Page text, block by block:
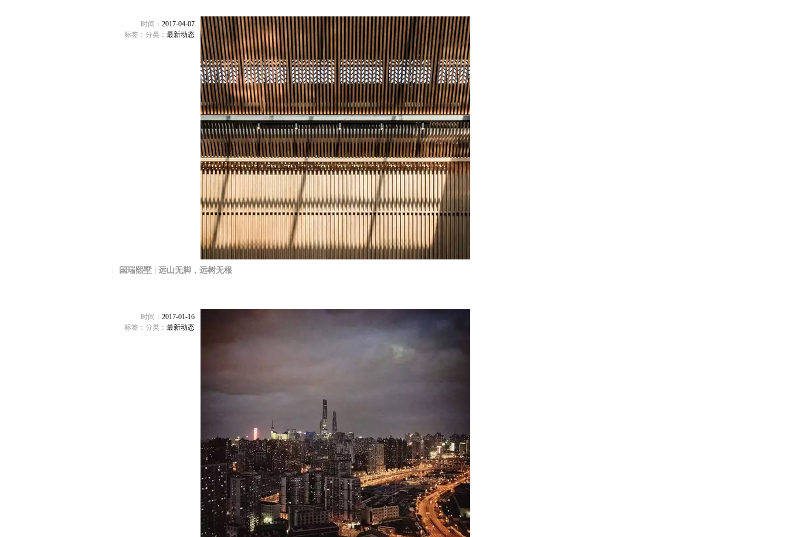
时间： 2017-04-07
分类： 最新动态
标签：
国瑞熙墅 | 远山无脚，远树无根
时间： 2017-01-16
分类： 最新动态
标签：